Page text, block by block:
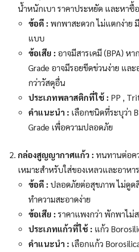
น้ำหนักเบา ราคาประหยัด และหาซื้
ข้อดี : พกพาสะดวก ไม่แตกง่าย
แบบ
ข้อเสีย : อาจมีสารเคมี (BPA) ห
Grade อาจมีรอยขีดข่วนง่าย แล
กว่าวัสดุอื่น
ประเภทพลาสติกที่ใช้ : PP ,
คำแนะนำ : เลือกชนิดที่ระบุว่า
Grade เพื่อความปลอดภัย
กล่องสูญญากาศแก้ว : ทนทานต่อค
เหมาะสำหรับใส่ของเหลวและอาหา
ข้อดี : ปลอดภัยต่อสุขภาพ ไม่ดูด
ทำความสะอาดง่าย
ข้อเสีย : ราคาแพงกว่า พักพาไม่
ประเภทแก้วที่ใช้ : แก้ว
คำแนะนำ : เลือกแก้ว